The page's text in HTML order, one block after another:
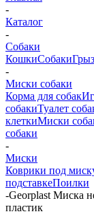
-
Каталог
-
Собаки
КошкиСобаки
-
Миски собаки
Корма для собак
собакиТуалет
клеткиМиски
собаки
-
Миски
Коврики под
подставкеПоилки
-Georplast Миска
пластик